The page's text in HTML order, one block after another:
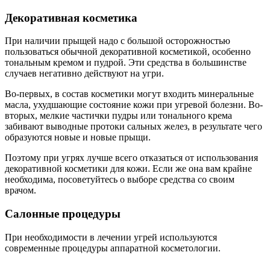
Декоративная косметика
При наличии прыщей надо с большой осторожностью
пользоваться обычной декоративной косметикой, особенно
тональным кремом и пудрой. Эти средства в большинстве
случаев негативно действуют на угри.
Во-первых, в состав косметики могут входить минеральные
масла, ухудшающие состояние кожи при угревой болезни. Во-
вторых, мелкие частички пудры или тонального крема
забивают выводные протоки сальных желез, в результате чего
образуются новые и новые прыщи.
Поэтому при угрях лучше всего отказаться от использования
декоративной косметики для кожи. Если же она вам крайне
необходима, посоветуйтесь о выборе средства со своим
врачом.
Салонные процедуры
При необходимости в лечении угрей используются
современные процедуры аппаратной косметологии.